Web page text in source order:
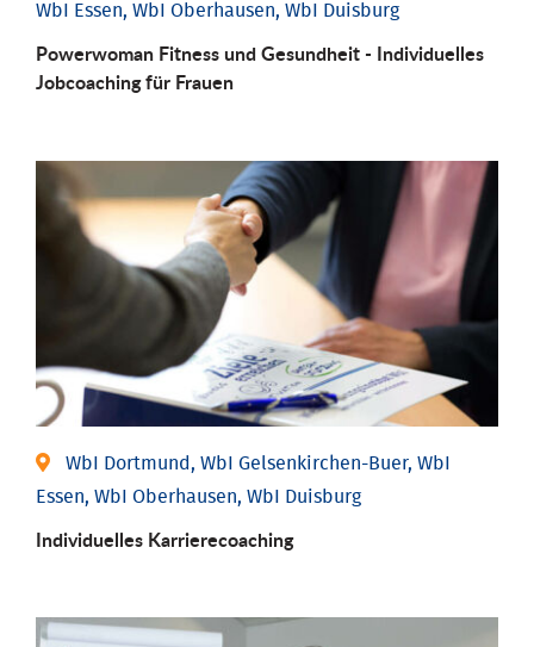
WbI Essen, WbI Oberhausen, WbI Duisburg
Powerwoman Fitness und Gesund­heit - Individu­elles
Job­coaching für Frauen
WbI Dortmund, WbI Gelsenkirchen-Buer, WbI
Essen, WbI Oberhausen, WbI Duisburg
Individu­elles Karrierecoaching